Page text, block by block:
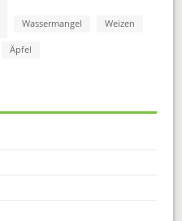
Wassermangel Weizen
Äpfel